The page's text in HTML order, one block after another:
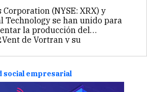
(NYSE: XRX) y
Technology se han unido para
la producción del
de Vortran y su
(APM-Plus) para los
unidades…
Continuar
social empresarial